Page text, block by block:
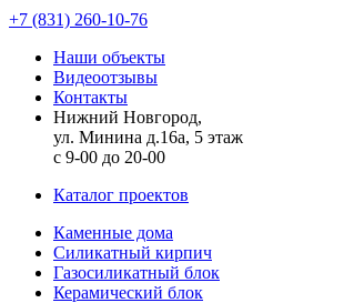
+7 (831) 260-10-76
Наши объекты
Видеоотзывы
Контакты
Нижний Новгород,
ул. Минина д.16а, 5 этаж
с 9-00 до 20-00
Каталог проектов
Каменные дома
Силикатный кирпич
Газосиликатный блок
Керамический блок